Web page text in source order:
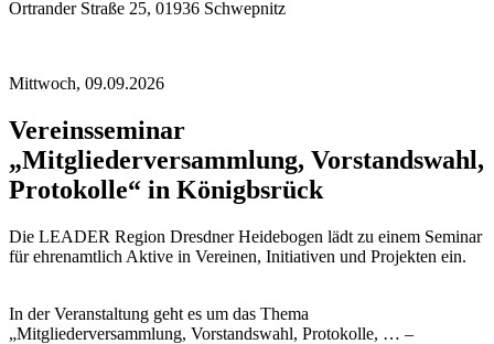
Ortrander Straße 25, 01936 Schwepnitz
Mittwoch, 09.09.2026
Vereinsseminar
„Mitgliederversammlung, Vorstandswahl,
Protokolle“ in Königbsrück
Die LEADER Region Dresdner Heidebogen lädt zu einem Seminar
für ehrenamtlich Aktive in Vereinen, Initiativen und Projekten ein.
In der Veranstaltung geht es um das Thema
„Mitgliederversammlung, Vorstandswahl, Protokolle, … –